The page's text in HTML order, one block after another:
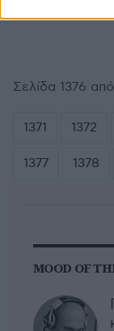
Σελίδα 1376
1371 1372
1377 1378
MOOD OF